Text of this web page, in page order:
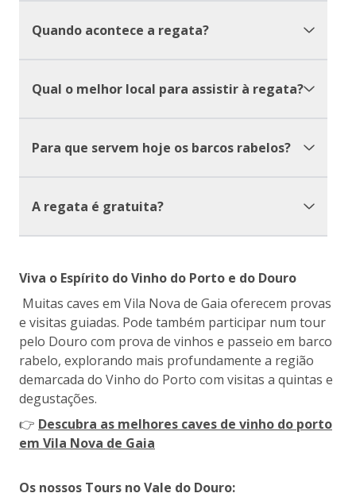
Quando acontece a regata?
Qual o melhor local para assistir à regata?
Para que servem hoje os barcos rabelos?
A regata é gratuita?
Viva o Espírito do Vinho do Porto e do Douro
Muitas caves em Vila Nova de Gaia oferecem provas
e visitas guiadas. Pode também participar num tour
pelo Douro com prova de vinhos e passeio em barco
rabelo, explorando mais profundamente a região
demarcada do Vinho do Porto com visitas a quintas e
degustações.
👉 Descubra as melhores caves de vinho do porto
em Vila Nova de Gaia
Os nossos Tours no Vale do Douro: